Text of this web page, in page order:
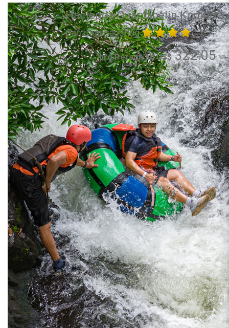
Hacienda Guachipelín Kombo
Ganztagesausflug
pro Person ab US$322.05